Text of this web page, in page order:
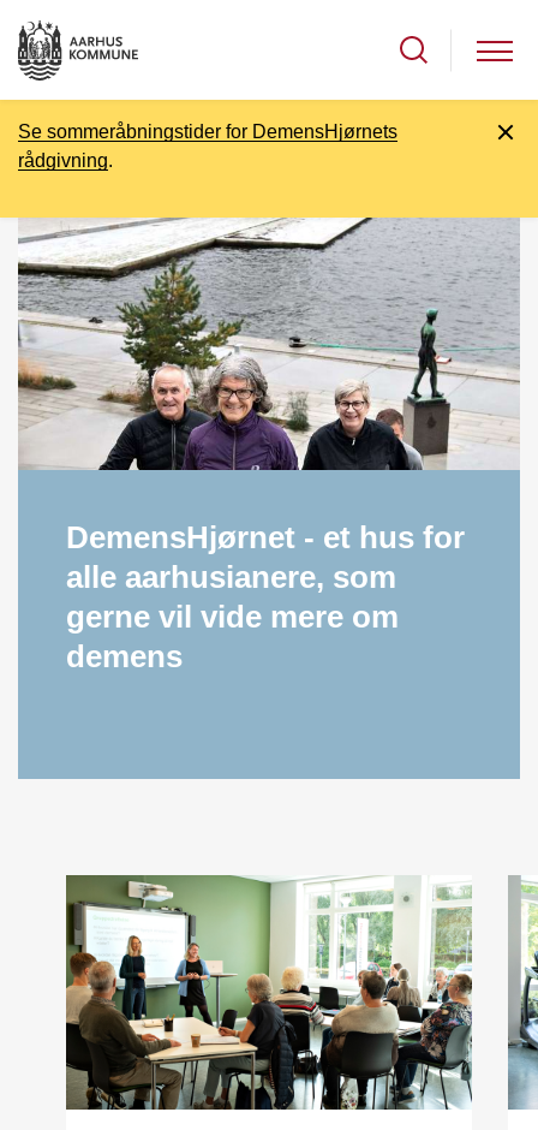
Se sommeråbningstider for DemensHjørnets
rådgivning.
DemensHjørnet - et hus for
alle aarhusianere, som
gerne vil vide mere om
demens